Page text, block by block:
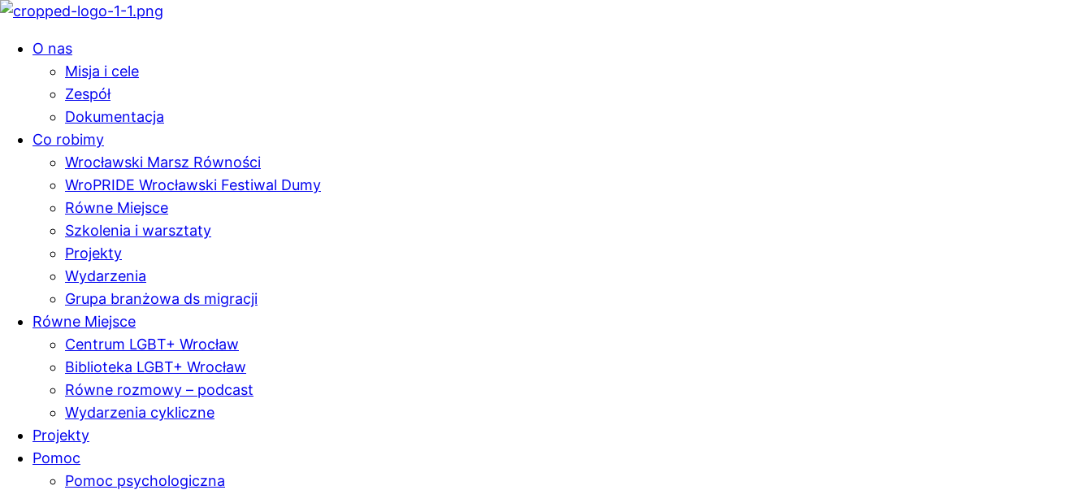
O nas
Misja i cele
Zespół
Dokumentacja
Co robimy
Wrocławski Marsz Równości
WroPRIDE Wrocławski Festiwal Dumy
Równe Miejsce
Szkolenia i warsztaty
Projekty
Wydarzenia
Grupa branżowa ds migracji
Równe Miejsce
Centrum LGBT+ Wrocław
Biblioteka LGBT+ Wrocław
Równe rozmowy – podcast
Wydarzenia cykliczne
Projekty
Pomoc
Pomoc psychologiczna